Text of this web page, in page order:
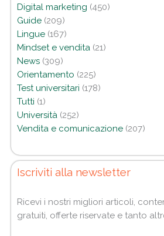
Digital marketing (450)
Guide(209)
Lingue(167)
Mindset e vendita(21)
News(309)
Orientamento (225)
Test universitari (178)
Tutti (1)
Università(252)
Vendita e comunicazione(207)
Iscriviti alla newsletter
Ricevi i nostri migliori articoli,
gratuiti, offerte riservate e tanto